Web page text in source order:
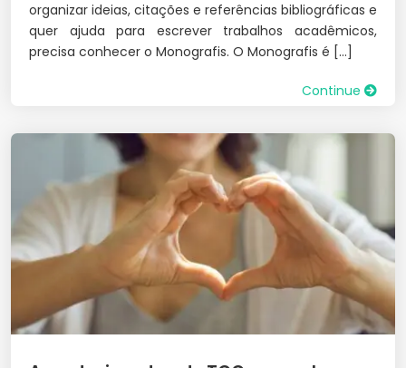
organizar ideias, citações e referências bibliográficas e
quer ajuda para escrever trabalhos acadêmicos,
precisa conhecer o Monografis. O Monografis é […]
Continue